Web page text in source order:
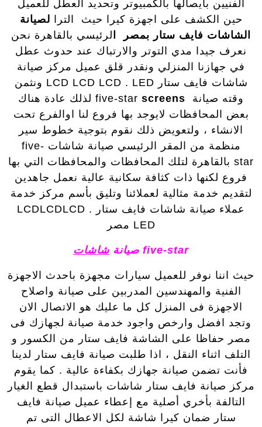
الفنيين بايصالها بالكمبيوتر وتحديد العطل للعميل
حين الكشف على اجهزة كيرا حيث الترا لصيانة
الشاشات فايف ستار بمصر ا لرئيسي بالقاهرة نحن
نعرف جيدا مدي التوتر والارتباك عند حدوث عطل
في جهازنا المنزلي ونقدر قلق عميل مركز صيانة
شاشات فايف ستار LCD LCD LCD . LED ونثمن
وقته صيانة five-star screens
لذلك عادة هناك
بعض المحافظات لايوجد بها فروع لنا اوالفرع تحت
الانشاء ، ولتعويض ذلك نقوم بتوجية خطوط سير
منظمة من المقر الرئيسي صيانة شاشات five-
star بالقاهرة لتلك المحافظات والمحافظات التي بها
فروع لكنها ذات كثافة سكانية عالية نعمل جاهدين
لتقديم خدمة مثالية لعملائنا وتليق بأسم مركز خدمة
عملاء صيانة شاشات فايف ستار LCDLCDLCD .
LED مصر
five-star صيانة شاشات
حيث اننا نوفر للعميل سيارات مجهزة باحدث الاجهزة
الفنية والمهندسين المدربين على صيانة واصلاح
الاجهزة فى المنزل كل ما عليك هو الاتصال الان
وتجد افضل وارخص واجود خدمة صيانة لجهازك فى
مصر حفاظا على الشاشة فايف ستار من الكسور و
التلف اثناء النقل ، اذا طلبت صيانة فايف ستار لدينا
فأنت تضمن صيانة جهازك بكفاءة عالية . كما يقوم
مركز صيانة فايف ستار شاشات باستبدال قطع الغيار
التالفة بأخري أصلية مع إعطاء عميل صيانة فايف
ستار ضمان كيرا شاشة لكل الاعطال التى تم